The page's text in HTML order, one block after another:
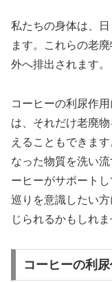
私たちの身体は、
ます。これらの老
外へ排出されます。
コーヒーの利尿作
は、それだけ老廃
えることもできま
なった物質を洗い
ーヒーがサポート
巡りを意識したい
じられるかもしれま
コーヒーの利